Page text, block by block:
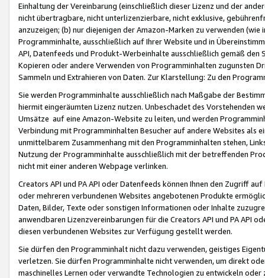
Einhaltung der Vereinbarung (einschließlich dieser Lizenz und der
nicht übertragbare, nicht unterlizenzierbare, nicht exklusive,
anzuzeigen; (b) nur diejenigen der Amazon-Marken zu verwenden
Programminhalte, ausschließlich auf Ihrer Website und in
API, Datenfeeds und Produkt-Werbeinhalte ausschließlich gemäß
Kopieren oder andere Verwenden von Programminhalten zugunsten
Sammeln und Extrahieren von Daten. Zur Klarstellung: Zu den
Sie werden Programminhalte ausschließlich nach Maßgabe der
hiermit eingeräumten Lizenz nutzen. Unbeschadet des Vorstehenden
Umsätze auf eine Amazon-Website zu leiten, und werden
Verbindung mit Programminhalten Besucher auf andere Websites als
unmittelbarem Zusammenhang mit den Programminhalten stehen,
Nutzung der Programminhalte ausschließlich mit der betreffenden
nicht mit einer anderen Webpage verlinken.
Creators API und PA API oder Datenfeeds können Ihnen den Zugriff
oder mehreren verbundenen Websites angebotenen Produkte
Daten, Bilder, Texte oder sonstigen Informationen oder Inhalte
anwendbaren Lizenzvereinbarungen für die Creators API und PA API
diesen verbundenen Websites zur Verfügung gestellt werden.
Sie dürfen den Programminhalt nicht dazu verwenden, geistiges
verletzen. Sie dürfen Programminhalte nicht verwenden, um direkt
maschinelles Lernen oder verwandte Technologien zu entwickeln